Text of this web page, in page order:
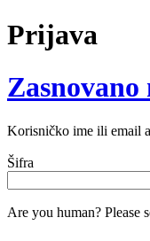
Prijava
Zasnovano
Korisničko ime ili email
Šifra
Are you human? Please